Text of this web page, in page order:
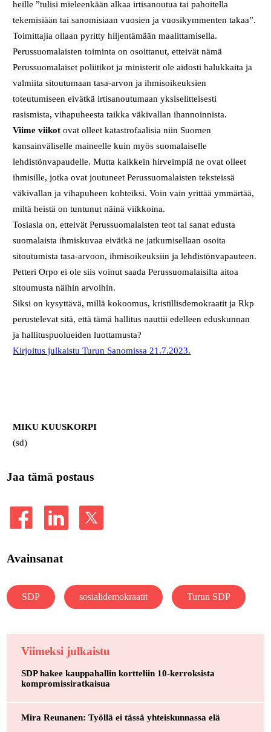
heille ”tulisi mieleenkään alkaa irtisanoutua tai pahoitella
tekemisiään tai sanomisiaan vuosien ja vuosikymmenten takaa”.
Toimittajia ollaan pyritty hiljentämään maalittamisella.
Perussuomalaisten toiminta on osoittanut, etteivät nämä
Perussuomalaiset poliitikot ja ministerit ole aidosti halukkaita ja
valmiita sitoutumaan tasa-arvon ja ihmisoikeuksien
toteutumiseen eivätkä irtisanoutumaan yksiselitteisesti
rasismista, vihapuheesta taikka väkivallan ihannoinnista.
Viime viikotovat olleet katastrofaalisia niin Suomen
kansainväliselle maineelle kuin myös suomalaiselle
lehdistönvapaudelle. Mutta kaikkein hirveimpiä ne ovat olleet
ihmisille, jotka ovat joutuneet Perussuomalaisten teksteissä
väkivallan ja vihapuheen kohteiksi. Voin vain yrittää ymmärtää,
miltä heistä on tuntunut näinä viikkoina.
Tosiasia on, etteivät Perussuomalaisten teot tai sanat edusta
suomalaista ihmiskuvaa eivätkä ne jatkumisellaan osoita
sitoutumista tasa-arvoon, ihmisoikeuksiin ja lehdistönvapauteen.
Petteri Orpo ei ole siis voinut saada Perussuomalaisilta aitoa
sitoumusta näihin arvoihin.
Siksi on kysyttävä, millä kokoomus, kristillisdemokraatit ja Rkp
perustelevat sitä, että tämä hallitus nauttii edelleen eduskunnan
ja hallituspuolueiden luottamusta?
Kirjoitus julkaistu Turun Sanomissa 21.7.2023.
MIKU KUUSKORPI
(sd)
Jaa tämä postaus
Avainsanat
SDP sosialidemokraatit Turun SDP
Viimeksi julkaistu
SDP hakee kauppahallin kortteliin 10-kerroksista
kompromissiratkaisua
Mira Reunanen: Työllä ei tässä yhteiskunnassa elä